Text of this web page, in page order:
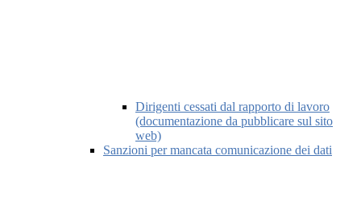
Dirigenti cessati dal rapporto di lavoro
(documentazione da pubblicare sul sito
web)
Sanzioni per mancata comunicazione dei dati